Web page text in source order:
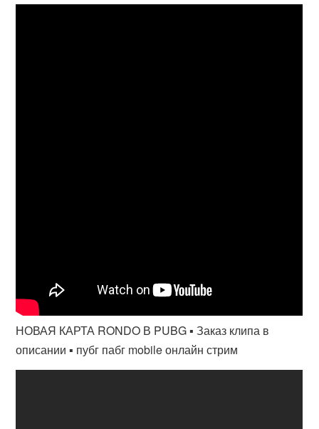
НОВАЯ КАРТА RONDO В PUBG ▪ Заказ клипа в
описании ▪ пубг пабг mobile онлайн стрим